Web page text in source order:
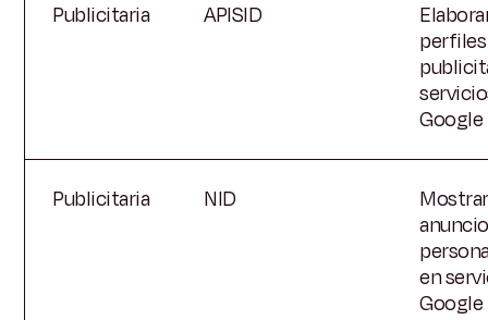
Publicitaria APISID
perfiles
Google
Publicitaria NID
Mostrar
en
Google